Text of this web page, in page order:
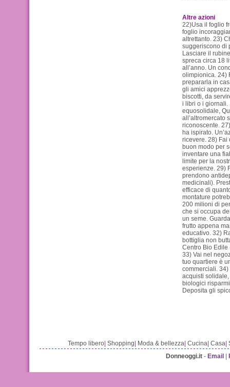
Altre azioni
22)Usa il foglio
foglio
altrettanto. 23)
suggeriscono di
Lasciare il
spreca circa 18
all’anno. Un
olimpionica. 24)
prepararla in
gli amici
biscotti, da
i libri o i giornali.
equosolidale,
all’altromercato
riconoscente.
ha ispirato.
ricevere. 28) Fai
buon modo per
inventare una
limite per la
esperienze. 29)
prendono
medicinali).
efficace di
montature
200 milioni di
che si occupa
un seme.
frutto appena
educativo. 32)
bottiglia non
Centro Bio Edile
33) Vai nel
tuo quartiere è
commerciali.
acquisti
biologici
Deposita gli
Tempo libero Shopping Moda & bellezza Cucina Casa
Donneoggi.it - Email